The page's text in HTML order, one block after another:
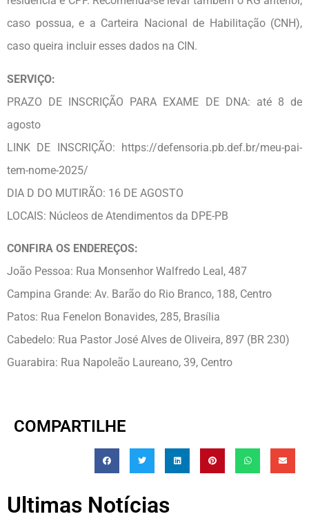
caso possua, e a Carteira Nacional de Habilitação (CNH),
caso queira incluir esses dados na CIN.
SERVIÇO:
PRAZO DE INSCRIÇÃO PARA EXAME DE DNA: até 8 de
agosto
LINK DE INSCRIÇÃO: https://defensoria.pb.def.br/meu-pai-
tem-nome-2025/
DIA D DO MUTIRÃO: 16 DE AGOSTO
LOCAIS: Núcleos de Atendimentos da DPE-PB
CONFIRA OS ENDEREÇOS:
João Pessoa: Rua Monsenhor Walfredo Leal, 487
Campina Grande: Av. Barão do Rio Branco, 188, Centro
Patos: Rua Fenelon Bonavides, 285, Brasília
Cabedelo: Rua Pastor José Alves de Oliveira, 897 (BR 230)
Guarabira: Rua Napoleão Laureano, 39, Centro
COMPARTILHE
Ultimas Notícias